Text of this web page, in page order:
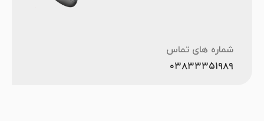
شماره های تماس
۰۳۸۳۳۳۵۱۹۸۹